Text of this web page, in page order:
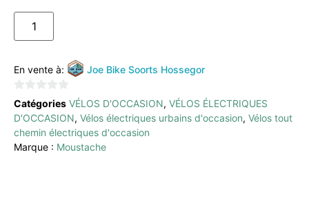
En vente à: Joe Bike Soorts Hossegor
0
sur
5
Catégories VÉLOS D'OCCASION, VÉLOS ÉLECTRIQUES
D'OCCASION, Vélos électriques urbains d'occasion, Vélos tout
chemin électriques d'occasion
Marque : Moustache